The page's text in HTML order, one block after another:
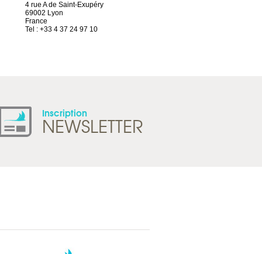
4 rue A de Saint-Exupéry
69002 Lyon
France
Tel : +33 4 37 24 97 10
Inscription
NEWSLETTER